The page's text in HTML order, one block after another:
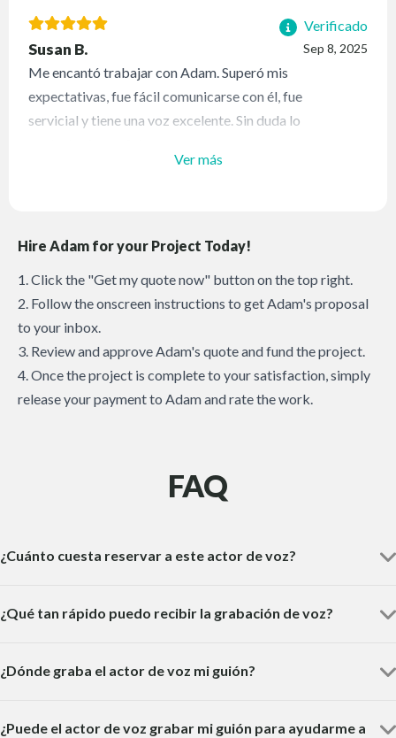
Verificado
Sep 8, 2025
Susan B.
Me encantó trabajar con Adam. Superó mis
expectativas, fue fácil comunicarse con él, fue
servicial y tiene una voz excelente. Sin duda lo
Ver más
Hire Adam for your Project Today!
1. Click the "Get my quote now" button on the top right.
2. Follow the onscreen instructions to get Adam's proposal
to your inbox.
3. Review and approve Adam's quote and fund the project.
4. Once the project is complete to your satisfaction, simply
release your payment to Adam and rate the work.
FAQ
¿Cuánto cuesta reservar a este actor de voz?
¿Qué tan rápido puedo recibir la grabación de voz?
¿Dónde graba el actor de voz mi guión?
¿Puede el actor de voz grabar mi guión para ayudarme a